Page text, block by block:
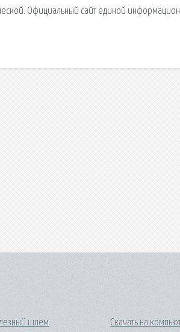
Официальный сайт единой
шлем Скачать на